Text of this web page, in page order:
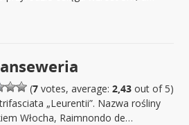
(7votes, average: 2,43out of 5)
„Leurentii”. Nazwa rośliny
Włocha, Raimnondo de…